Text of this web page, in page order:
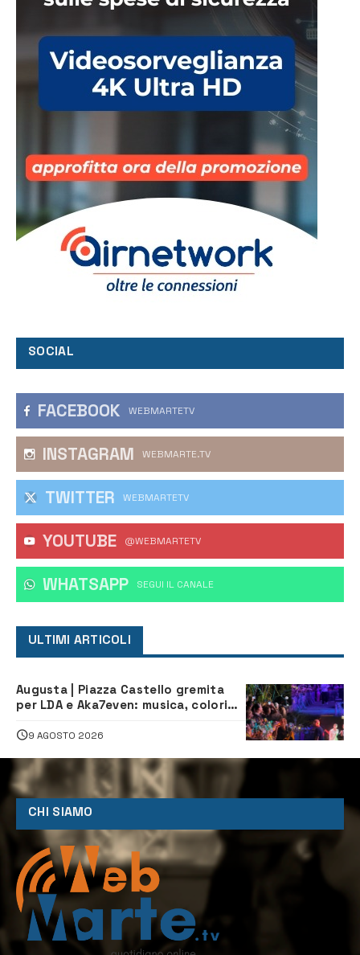
SOCIAL
FACEBOOK WEBMARTETV
INSTAGRAM WEBMARTE.TV
TWITTER WEBMARTETV
YOUTUBE @WEBMARTETV
WHATSAPP ‎SEGUI IL CANALE
ULTIMI ARTICOLI
Augusta | Piazza Castello gremita
per LDA e Aka7even: musica, colori
9 AGOSTO 2026
CHI SIAMO